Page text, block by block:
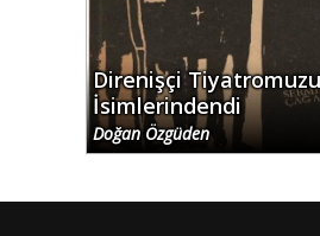
Direnişçi
İsimlerindendi
Doğan Özgüden